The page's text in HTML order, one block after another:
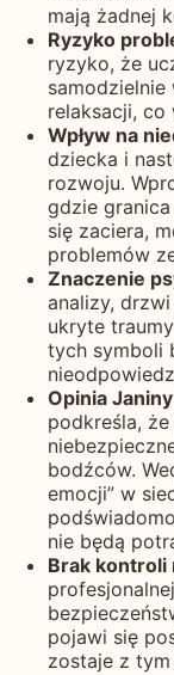
mają żadnej
Ryzyko
ryzyko, że
samodzielnie
relaksacji, co
Wpływ na
dziecka i
rozwoju.
gdzie
się zaciera,
problemów
Znaczenie
analizy,
ukryte
tych symboli
Opinia
podkreśla,
bodźców.
emocji” w
nie będą
Brak kontroli
pojawi się
zostaje z tym